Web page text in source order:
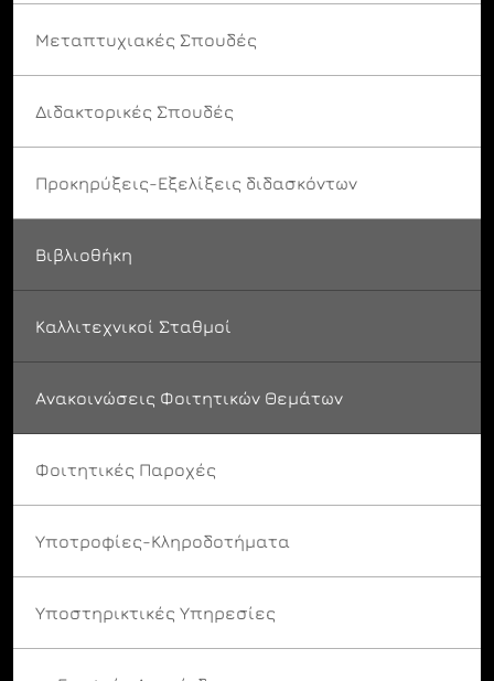
Μεταπτυχιακές Σπουδές
Διδακτορικές Σπουδές
Προκηρύξεις-Εξελίξεις διδασκόντων
Βιβλιοθήκη
Καλλιτεχνικοί Σταθμοί
Ανακοινώσεις Φοιτητικών Θεμάτων
Φοιτητικές Παροχές
Υποτροφίες-Κληροδοτήματα
Υποστηρικτικές Υπηρεσίες